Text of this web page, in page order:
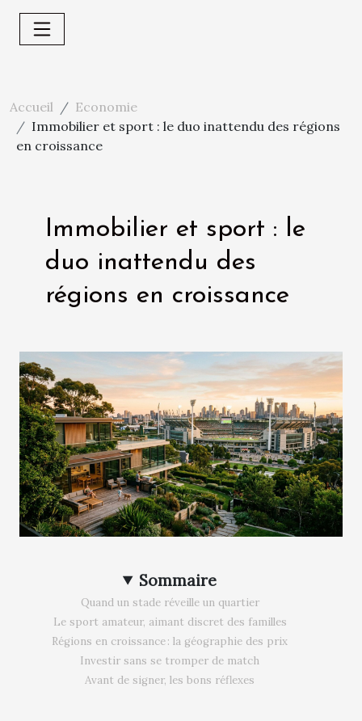
Accueil
Economie
Immobilier et sport : le duo inattendu des régions
en croissance
Immobilier et sport : le
duo inattendu des
régions en croissance
Sommaire
Quand un stade réveille un quartier
Le sport amateur, aimant discret des familles
Régions en croissance : la géographie des prix
Investir sans se tromper de match
Avant de signer, les bons réflexes